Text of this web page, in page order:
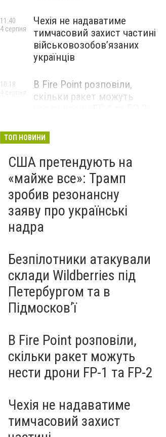
Чехія не надаватиме
тимчасовий захист частині
військовозобов’язаних
українців
11:40
4 серпня
В Fire Point розповіли,
скільки ракет можуть
10:18
ТОП НОВИНИ
США претендують на
«майже все»: Трамп
зробив резонансну
заяву про українські
надра
Безпілотники атакували
склади Wildberries під
Петербургом та в
Підмосков’ї
В Fire Point розповіли,
скільки ракет можуть
нести дрони FP-1 та FP-2
Чехія не надаватиме
тимчасовий захист